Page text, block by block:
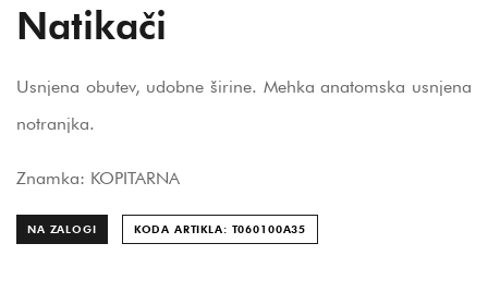
Natikači
Usnjena obutev, udobne širine. Mehka anatomska usnjena
notranjka.
Znamka: KOPITARNA
NA ZALOGI KODA ARTIKLA: T060100A35